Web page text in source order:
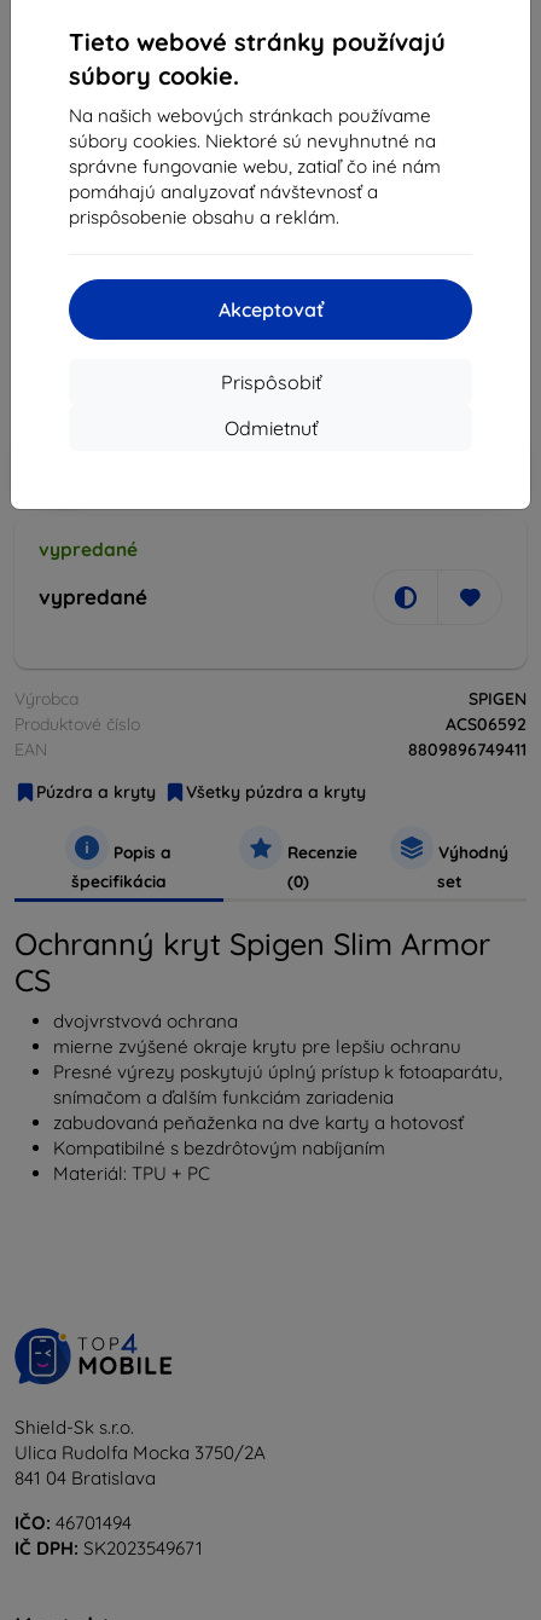
Tieto webové stránky používajú
súbory cookie.
Na našich webových stránkach používame
súbory cookies. Niektoré sú nevyhnutné na
správne fungovanie webu, zatiaľ čo iné nám
pomáhajú analyzovať návštevnosť a
prispôsobenie obsahu a reklám.
Akceptovať
Prispôsobiť
Odmietnuť
Kryt Spigen Slim Armor CS, abyss green - iPhone 15
Pro Max (ACS06592)
Popis a špecifikácia
39,88 €
vypredané
vypredané
Výrobca
SPIGEN
Produktové číslo
ACS06592
EAN
8809896749411
Púzdra a kryty
Všetky púzdra a kryty
Popis a
špecifikácia
Recenzie
(0)
Výhodný
set
Ochranný kryt Spigen Slim Armor
CS
dvojvrstvová ochrana
mierne zvýšené okraje krytu pre lepšiu ochranu
Presné výrezy poskytujú úplný prístup k fotoaparátu,
snímačom a ďalším funkciám zariadenia
zabudovaná peňaženka na dve karty a hotovosť
Kompatibilné s bezdrôtovým nabíjaním
Materiál: TPU + PC
Shield-Sk s.r.o.
Ulica Rudolfa Mocka 3750/2A
841 04 Bratislava
IČO: 46701494
IČ DPH: SK2023549671